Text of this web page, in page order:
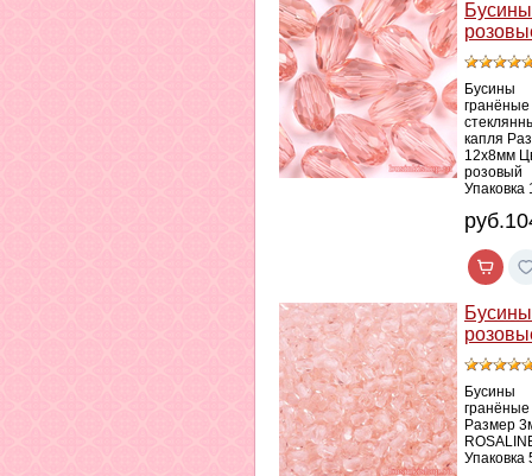
Бусины
Бусины
гранёные
капля
12х8мм
розовый
Упаковка
Бусины
Бусины
гранёные
Размер
Упаковка